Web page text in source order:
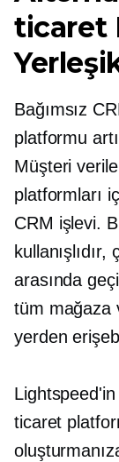
ticaret
Bağımsız
platformu
Müşteri
platformları
CRM işlevi.
arasında
tüm mağaza
yerden
ticaret